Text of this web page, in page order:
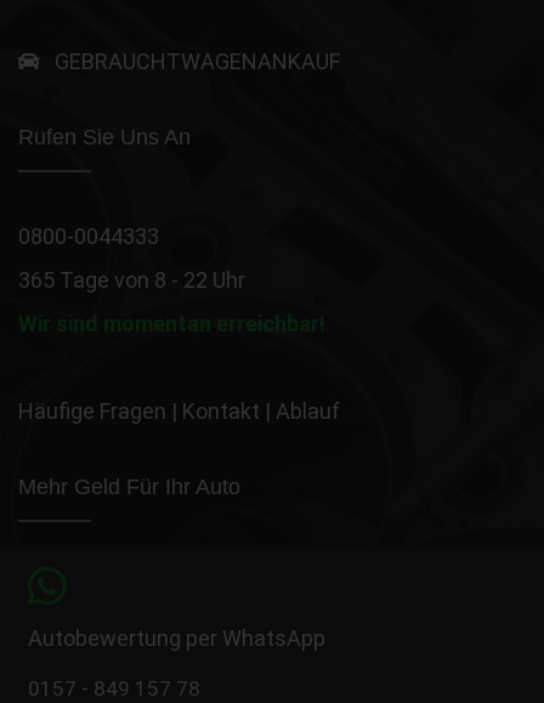
GEBRAUCHTWAGENANKAUF
Rufen Sie Uns An
0800-0044333
365 Tage von 8 - 22 Uhr
Wir sind momentan erreichbar!
Häufige Fragen | Kontakt | Ablauf
Mehr Geld Für Ihr Auto
Autobewertung per WhatsApp
0157 - 849 157 78